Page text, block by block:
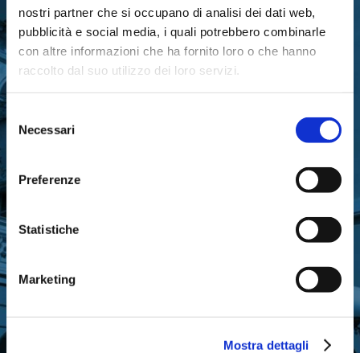
nostri partner che si occupano di analisi dei dati web,
pubblicità e social media, i quali potrebbero combinarle
con altre informazioni che ha fornito loro o che hanno
raccolto dal suo utilizzo dei loro servizi.
delNecessari
Preferenze
Statistiche
Marketing
Mostra dettagli
RIMANI IN CONTATTO CON
LA FONDAZIONE
per ricevere gli aggiornamenti